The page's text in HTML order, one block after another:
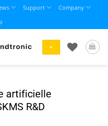
Support
Company
+
artificielle
R&D